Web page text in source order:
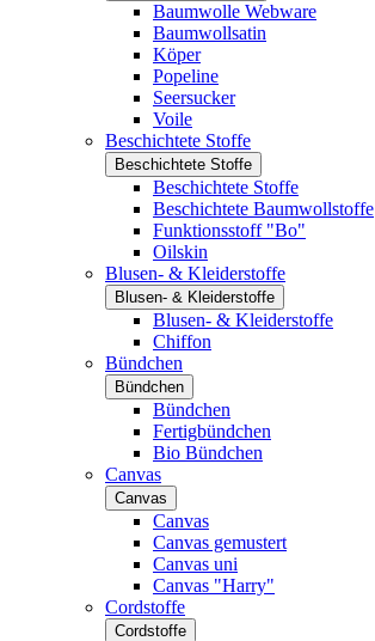
Baumwolle Webware
Baumwollsatin
Köper
Popeline
Seersucker
Voile
Beschichtete Stoffe
Beschichtete Stoffe
Beschichtete Stoffe
Beschichtete Baumwollstoffe
Funktionsstoff "Bo"
Oilskin
Blusen- & Kleiderstoffe
Blusen- & Kleiderstoffe
Blusen- & Kleiderstoffe
Chiffon
Bündchen
Bündchen
Bündchen
Fertigbündchen
Bio Bündchen
Canvas
Canvas
Canvas
Canvas gemustert
Canvas uni
Canvas "Harry"
Cordstoffe
Cordstoffe